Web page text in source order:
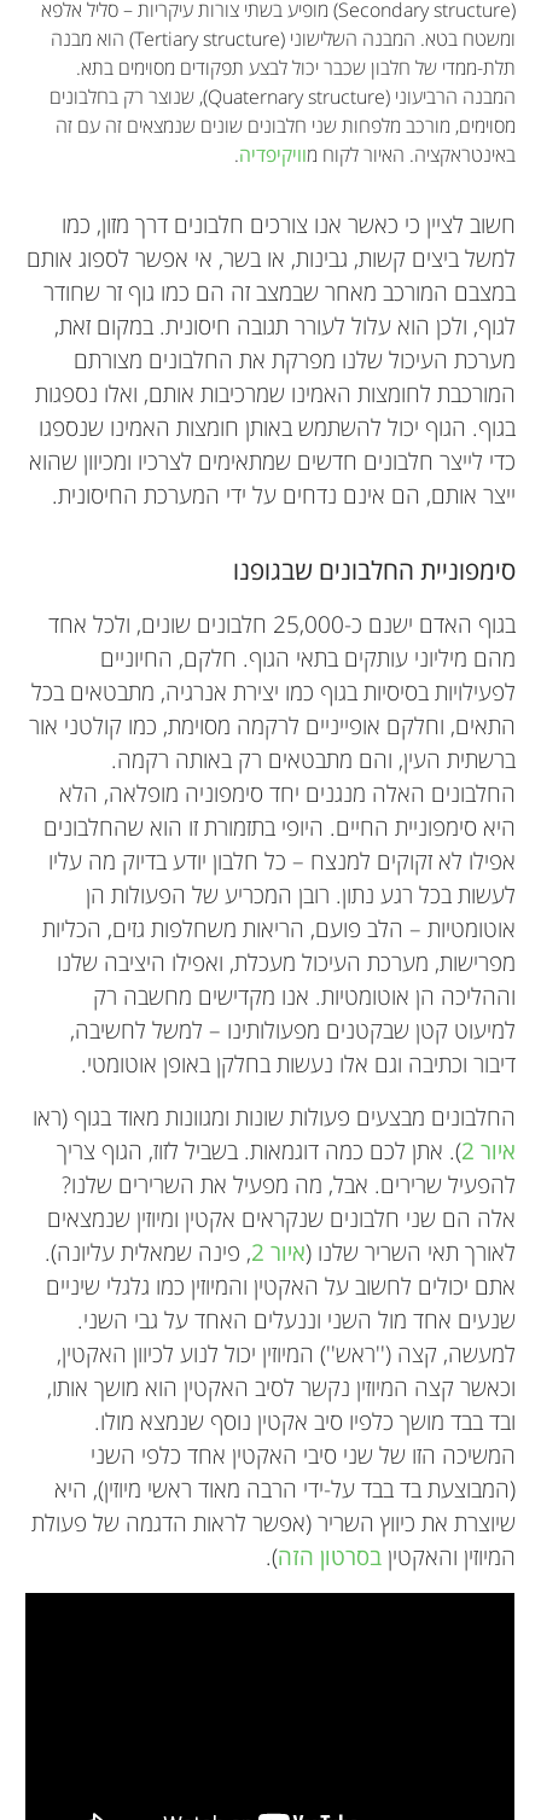
(Secondary structure) מופיע בשתי צורות עיקריות – סליל אלפא
ומשטח בטא. המבנה השלישוני (Tertiary structure) הוא מבנה
תלת-ממדי של חלבון שכבר יכול לבצע תפקודים מסוימים בתא.
המבנה הרביעוני (Quaternary structure), שנוצר רק בחלבונים
מסוימים, מורכב מלפחות שני חלבונים שונים שנמצאים זה עם זה
באינטראקציה. האיור לקוח מוויקיפדיה.
חשוב לציין כי כאשר אנו צורכים חלבונים דרך מזון, כמו
למשל ביצים קשות, גבינות, או בשר, אי אפשר לספוג אותם
במצבם המורכב מאחר שבמצב זה הם כמו גוף זר שחודר
לגוף, ולכן הוא עלול לעורר תגובה חיסונית. במקום זאת,
מערכת העיכול שלנו מפרקת את החלבונים מצורתם
המורכבת לחומצות האמינו שמרכיבות אותם, ואלו נספגות
בגוף. הגוף יכול להשתמש באותן חומצות האמינו שנספגו
כדי לייצר חלבונים חדשים שמתאימים לצרכיו ומכיוון שהוא
ייצר אותם, הם אינם נדחים על ידי המערכת החיסונית.
סימפוניית החלבונים שבגופנו
בגוף האדם ישנם כ-25,000 חלבונים שונים, ולכל אחד
מהם מיליוני עותקים בתאי הגוף. חלקם, החיוניים
לפעילויות בסיסיות בגוף כמו יצירת אנרגיה, מתבטאים בכל
התאים, וחלקם אופייניים לרקמה מסוימת, כמו קולטני אור
ברשתית העין, והם מתבטאים רק באותה רקמה.
החלבונים האלה מנגנים יחד סימפוניה מופלאה, הלא
היא סימפוניית החיים. היופי בתזמורת זו הוא שהחלבונים
אפילו לא זקוקים למנצח – כל חלבון יודע בדיוק מה עליו
לעשות בכל רגע נתון. רובן המכריע של הפעולות הן
אוטומטיות – הלב פועם, הריאות משחלפות גזים, הכליות
מפרישות, מערכת העיכול מעכלת, ואפילו היציבה שלנו
וההליכה הן אוטומטיות. אנו מקדישים מחשבה רק
למיעוט קטן שבקטנים מפעולותינו – למשל לחשיבה,
דיבור וכתיבה וגם אלו נעשות בחלקן באופן אוטומטי.
החלבונים מבצעים פעולות שונות ומגוונות מאוד בגוף (ראו
איור 2 ). אתן לכם כמה דוגמאות. בשביל לזוז, הגוף צריך
להפעיל שרירים. אבל, מה מפעיל את השרירים שלנו?
אלה הם שני חלבונים שנקראים אקטין ומיוזין שנמצאים
לאורך תאי השריר שלנו (איור 2
, פינה שמאלית עליונה).
אתם יכולים לחשוב על האקטין והמיוזין כמו גלגלי שיניים
שנעים אחד מול השני וננעלים האחד על גבי השני.
למעשה, קצה (''ראש'') המיוזין יכול לנוע לכיוון האקטין,
וכאשר קצה המיוזין נקשר לסיב האקטין הוא מושך אותו,
ובד בבד מושך כלפיו סיב אקטין נוסף שנמצא מולו.
המשיכה הזו של שני סיבי האקטין אחד כלפי השני
(המבוצעת בד בבד על-ידי הרבה מאוד ראשי מיוזין), היא
שיוצרת את כיווץ השריר (אפשר לראות הדגמה של פעולת
המיוזין והאקטין בסרטון הזה).